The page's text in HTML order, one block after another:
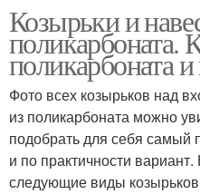
Козырьки и
поликарбоната.
поликарбоната
Фото всех козырьков над
из поликарбоната можно
подобрать для себя самый
и по практичности
следующие виды